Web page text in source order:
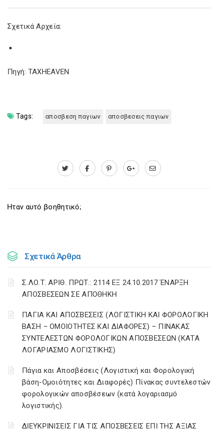
Σχετικά Αρχεία:
Πηγή: TAXHEAVEN
Tags: αποσβεση παγιων αποσβεσεις παγιων
Ηταν αυτό βοηθητικό;
Σχετικά Άρθρα
Σ.ΛΟ.Τ. ΑΡΙΘ. ΠΡΩΤ.: 2114 ΕΞ 24.10.2017 ΈΝΑΡΞΗ
ΑΠΟΣΒΕΣΕΩΝ ΣΕ ΑΠΟΘΗΚΗ
ΠΑΓΙΑ ΚΑΙ ΑΠΟΣΒΕΣΕΙΣ (ΛΟΓΙΣΤΙΚΗ ΚΑΙ ΦΟΡΟΛΟΓΙΚΗ
ΒΑΣΗ – ΟΜΟΙΟΤΗΤΕΣ ΚΑΙ ΔΙΑΦΟΡΕΣ) – ΠΙΝΑΚΑΣ
ΣΥΝΤΕΛΕΣΤΩΝ ΦΟΡΟΛΟΓΙΚΩΝ ΑΠΟΣΒΕΣΕΩΝ (ΚΑΤΑ
ΛΟΓΑΡΙΑΣΜΟ ΛΟΓΙΣΤΙΚΗΣ)
Πάγια και Αποσβέσεις (Λογιστική και Φορολογική
βάση-Ομοιότητες και Διαφορές) Πίνακας συντελεστών
φορολογικών αποσβέσεων (κατά λογαριασμό
λογιστικής).
ΔΙΕΥΚΡΙΝΙΣΕΙΣ ΓΙΑ ΤΙΣ ΑΠΟΣΒΕΣΕΙΣ ΕΠΙ ΤΗΣ ΑΞΙΑΣ